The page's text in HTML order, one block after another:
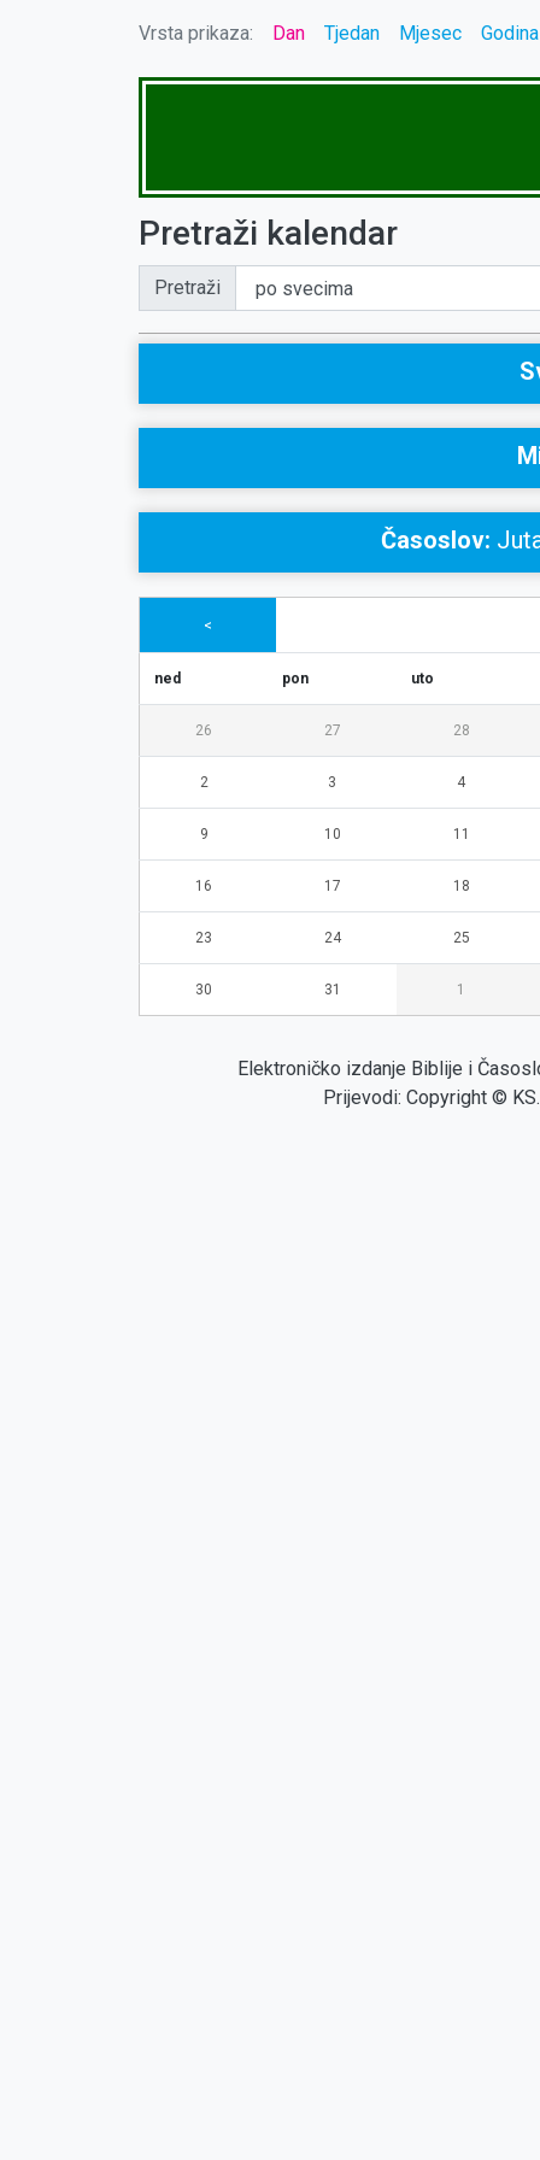
Vrsta prikaza: Dan Tjedan Mjesec Godina
Pretraži kalendar
Pretraži
Časoslov:
<
ned pon uto
26 27 28
2 3 4
9 10 11
16 17 18
23 24 25
30 31 1
Elektroničko izdanje Biblije i
Prijevodi: Copyright ©